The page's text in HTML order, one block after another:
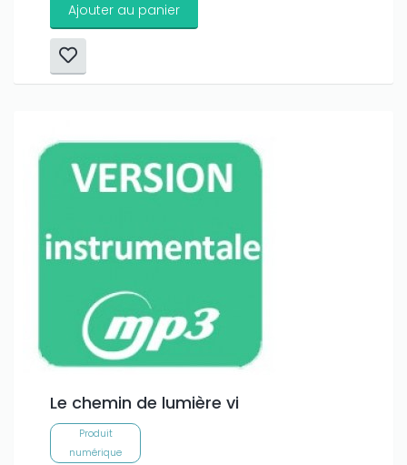
Ajouter au panier
Le chemin de lumière vi
Produit
numérique